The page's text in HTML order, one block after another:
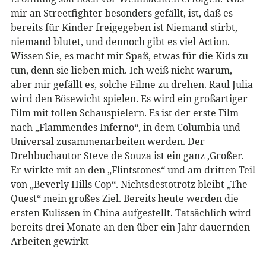
mir an Streetfighter besonders gefällt, ist, daß es
bereits für Kinder freigegeben ist Niemand stirbt,
niemand blutet, und dennoch gibt es viel Action.
Wissen Sie, es macht mir Spaß, etwas für die Kids zu
tun, denn sie lieben mich. Ich weiß nicht warum,
aber mir gefällt es, solche Filme zu drehen. Raul Julia
wird den Bösewicht spielen. Es wird ein großartiger
Film mit tollen Schauspielern. Es ist der erste Film
nach „Flammendes Inferno“, in dem Columbia und
Universal zusammenarbeiten werden. Der
Drehbuchautor Steve de Souza ist ein ganz ‚Großer.
Er wirkte mit an den „Flintstones“ und am dritten Teil
von „Beverly Hills Cop“. Nichtsdestotrotz bleibt „The
Quest“ mein großes Ziel. Bereits heute werden die
ersten Kulissen in China aufgestellt. Tatsächlich wird
bereits drei Monate an den über ein Jahr dauernden
Arbeiten gewirkt